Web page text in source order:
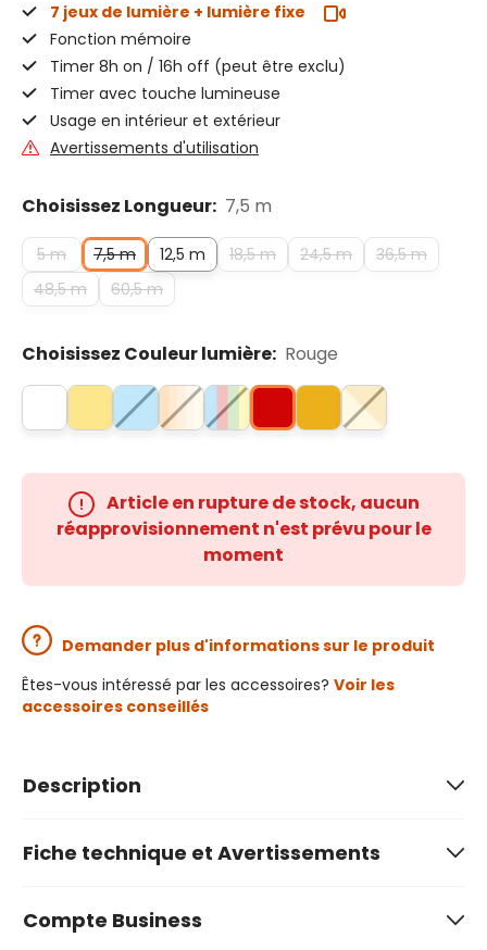
7 jeux de lumière + lumière fixe
Fonction mémoire
Timer 8h on / 16h off (peut être exclu)
Timer avec touche lumineuse
Usage en intérieur et extérieur
Avertissements d'utilisation
Choisissez Longueur: 7,5 m
5 m 7,5 m 12,5 m 18,5 m 24,5 m
36,5 m
48,5 m
60,5 m
Choisissez Couleur lumière: Rouge
Article en rupture de stock, aucun
réapprovisionnement n'est prévu pour le
moment
Demander plus d'informations sur le produit
Êtes-vous intéressé par les accessoires? Voir les
accessoires conseillés
Description
Fiche technique et Avertissements
Compte Business